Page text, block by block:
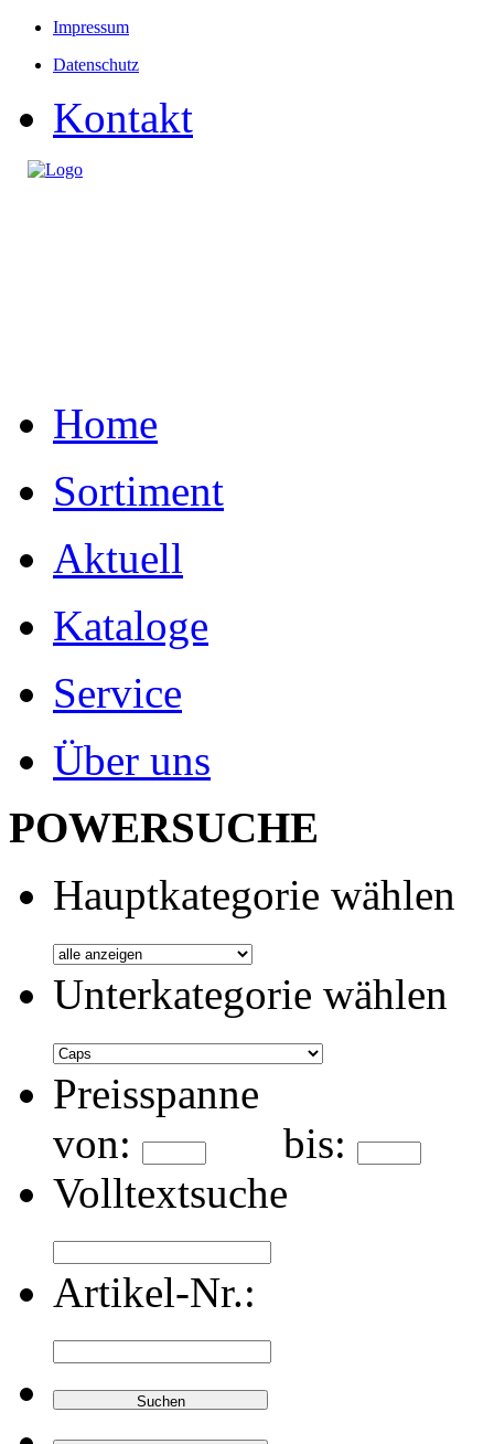
Impressum
Datenschutz
Kontakt
Home
Sortiment
Aktuell
Kataloge
Service
Über uns
POWERSUCHE
Hauptkategorie wählen
Unterkategorie wählen
Preisspanne
von:
bis:
Volltextsuche
Artikel-Nr.: